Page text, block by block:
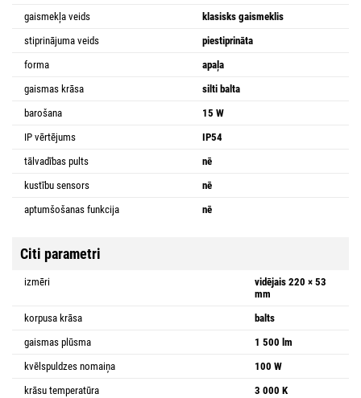
gaismekļa veids
klasisks gaismeklis
stiprinājuma veids
piestiprināta
forma
apaļa
gaismas krāsa
silti balta
barošana
15 W
IP vērtējums
IP54
tālvadības pults
nē
kustību sensors
nē
aptumšošanas funkcija
nē
Citi parametri
izmēri
vidējais 220 × 53
mm
korpusa krāsa
balts
gaismas plūsma
1 500 lm
kvēlspuldzes nomaiņa
100 W
krāsu temperatūra
3 000 K